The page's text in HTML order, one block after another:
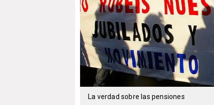
La verdad sobre las pensiones